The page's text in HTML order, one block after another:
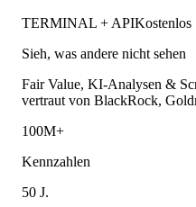
TERMINAL + APIKostenlos
Sieh, was andere nicht sehen
Fair Value, KI-Analysen &
vertraut von BlackRock,
100M+
Kennzahlen
50 J.